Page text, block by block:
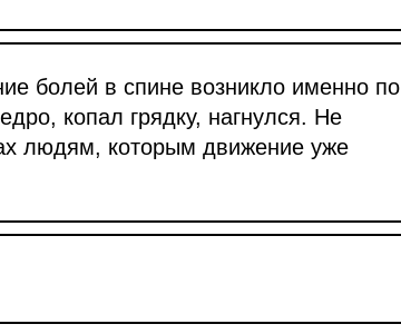
болей в спине возникло именно по
копал грядку, нагнулся. Не
людям, которым движение уже